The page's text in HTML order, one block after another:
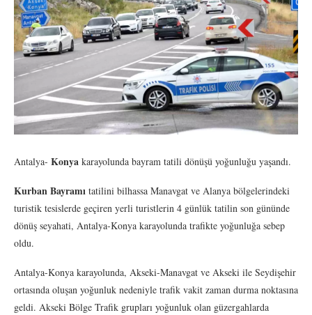
Antalya- Konya karayolunda bayram tatili dönüşü yoğunluğu yaşandı.
Kurban Bayramı tatilini bilhassa Manavgat ve Alanya bölgelerindeki
turistik tesislerde geçiren yerli turistlerin 4 günlük tatilin son gününde
dönüş seyahati, Antalya-Konya karayolunda trafikte yoğunluğa sebep
oldu.
Antalya-Konya karayolunda, Akseki-Manavgat ve Akseki ile Seydişehir
ortasında oluşan yoğunluk nedeniyle trafik vakit zaman durma noktasına
geldi. Akseki Bölge Trafik grupları yoğunluk olan güzergahlarda